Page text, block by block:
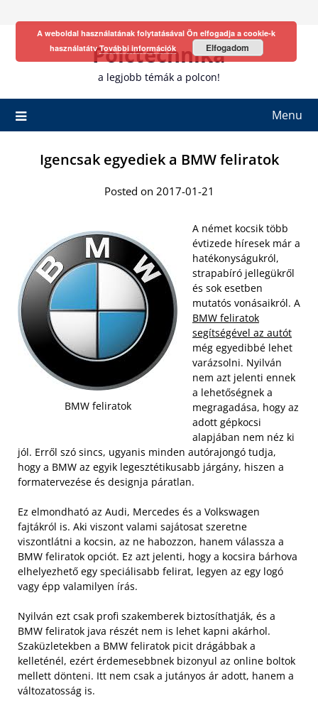
Polctechnika
a legjobb témák a polcon!
Menu
Igencsak egyediek a BMW feliratok
Posted on 2017-01-21
BMW feliratok
A német kocsik több
évtizede híresek már a
hatékonyságukról,
strapabíró jellegükről
és sok esetben
mutatós vonásaikról. A
BMW feliratok
segítségével az autót
még egyedibbé lehet
varázsolni. Nyilván
nem azt jelenti ennek
a lehetőségnek a
megragadása, hogy az
adott gépkocsi
alapjában nem néz ki
jól. Erről szó sincs, ugyanis minden autórajongó tudja,
hogy a BMW az egyik legesztétikusabb járgány, hiszen a
formatervezése és designja páratlan.
Ez elmondható az Audi, Mercedes és a Volkswagen
fajtákról is. Aki viszont valami sajátosat szeretne
viszontlátni a kocsin, az ne habozzon, hanem válassza a
BMW feliratok opciót. Ez azt jelenti, hogy a kocsira bárhova
elhelyezhető egy speciálisabb felirat, legyen az egy logó
vagy épp valamilyen írás.
Nyilván ezt csak profi szakemberek biztosíthatják, és a
BMW feliratok java részét nem is lehet kapni akárhol.
Szaküzletekben a BMW feliratok picit drágábbak a
kelleténél, ezért érdemesebbnek bizonyul az online boltok
mellett dönteni. Itt nem csak a jutányos ár adott, hanem a
változatosság is.
A weboldal használatának folytatásával Ön elfogadja a cookie-k
használatátvTovábbi információk Elfogadom